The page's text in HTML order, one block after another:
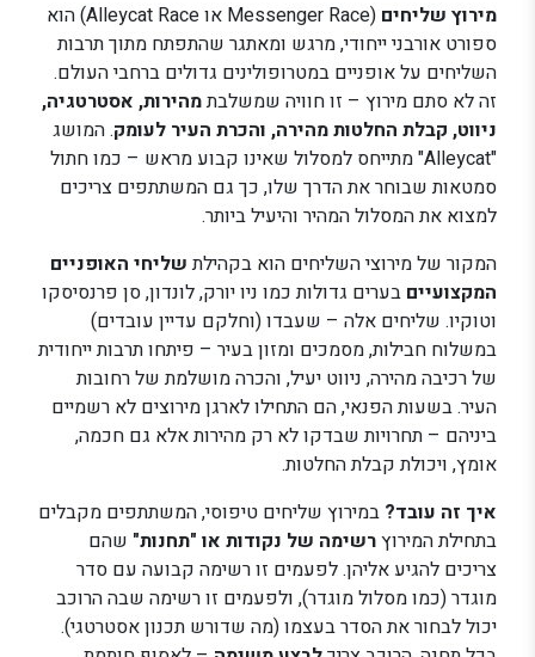
מירוץ שליחים
(Messenger Race או Alleycat Race) הוא
ספורט אורבני ייחודי, מרגש ומאתגר שהתפתח מתוך תרבות
השליחים על אופניים במטרופולינים גדולים ברחבי העולם.
זה לא סתם מירוץ – זו חוויה שמשלבתמהירות, אסטרטגיה,
ניווט, קבלת החלטות מהירה, והכרת העיר לעומק. המושג
"Alleycat" מתייחס למסלול שאינו קבוע מראש – כמו חתול
סמטאות שבוחר את הדרך שלו, כך גם המשתתפים צריכים
למצוא את המסלול המהיר והיעיל ביותר.
המקור של מירוצי השליחים הוא בקהילתשליחי האופניים
המקצועיים בערים גדולות כמו ניו יורק, לונדון, סן פרנסיסקו
וטוקיו. שליחים אלה – שעבדו (וחלקם עדיין עובדים)
במשלוח חבילות, מסמכים ומזון בעיר – פיתחו תרבות ייחודית
של רכיבה מהירה, ניווט יעיל, והכרה מושלמת של רחובות
העיר. בשעות הפנאי, הם התחילו לארגן מירוצים לא רשמיים
ביניהם – תחרויות שבדקו לא רק מהירות אלא גם חכמה,
אומץ, ויכולת קבלת החלטות.
איך זה עובד? במירוץ שליחים טיפוסי, המשתתפים מקבלים
בתחילת המירוץרשימה של נקודות או "תחנות" שהם
צריכים להגיע אליהן. לפעמים זו רשימה קבועה עם סדר
מוגדר (כמו מסלול מוגדר), ולפעמים זו רשימה שבה הרוכב
יכול לבחור את הסדר בעצמו (מה שדורש תכנון אסטרטגי).